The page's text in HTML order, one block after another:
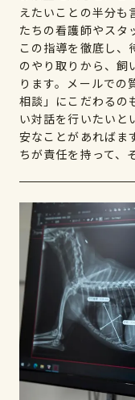
えたいことの半分も
たちの看護師やスタ
この指導を徹底し、
のやり取りから、飼
ります。メールでの
相談」にこだわるの
い対話を行いたいと
安なことがあればま
ちが責任を持って、